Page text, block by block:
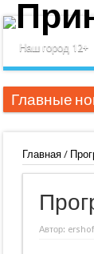
Наш город 12+
Главные
Главная/
Автор: